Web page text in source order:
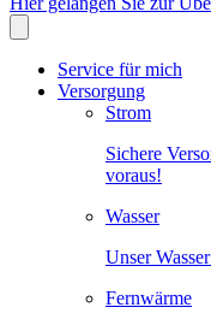
Service für mich
Versorgung
Strom
Sichere
voraus!
Wasser
Unser
Fernwärme